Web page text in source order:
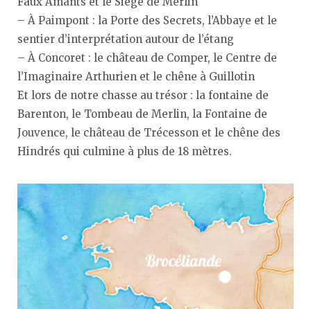
– À Paimpont : la Porte des Secrets, l’Abbaye et le
sentier d’interprétation autour de l’étang
– À Concoret : le château de Comper, le Centre de
l’Imaginaire Arthurien et le chêne à Guillotin
Et lors de notre chasse au trésor : la fontaine de
Barenton, le Tombeau de Merlin, la Fontaine de
Jouvence, le château de Trécesson et le chêne des
Hindrés qui culmine à plus de 18 mètres.